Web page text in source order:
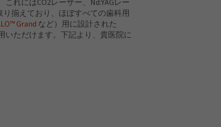
れにはCO2レーザー、Nd:YAGレー
り揃えており、ほぼすべての歯科用
Grand など）用に設計された
いただけます。下記より、貴医院に